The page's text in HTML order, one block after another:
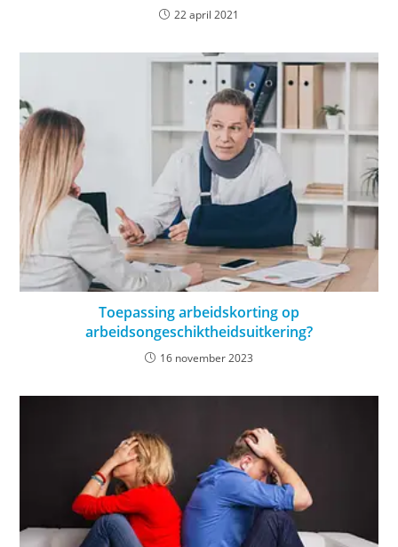
22 april 2021
Toepassing arbeidskorting op
arbeidsongeschiktheidsuitkering?
16 november 2023